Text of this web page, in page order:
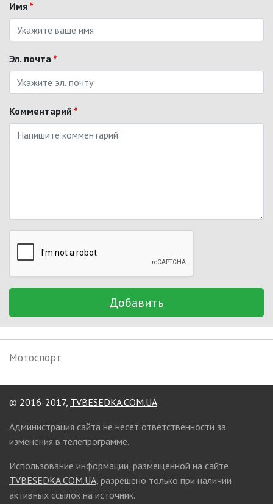
Имя *
Эл. почта *
Комментарий *
Добавить
Мотоспорт
© 2016-2017, TVBESEDKA.COM.UA
Администрация сайта не несет ответственности за
изменения в телепрограмме.
Использование информации, размещенной на сайте
TVBESEDKA.COM.UA, разрешено только при наличии
активных ссылок на источник.